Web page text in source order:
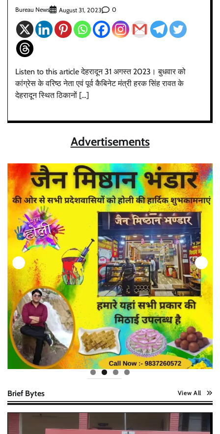
Bureau News August 31, 2023 0
Listen to this article देहरादून 31 अगस्त 2023। बुधवार को
कांग्रेस के वरिष्ठ नेता एवं पूर्व कैबिनेट मंत्री हरक सिंह रावत के
देहरादून स्थित ठिकानों […]
Advertisements
Brief Bytes View All